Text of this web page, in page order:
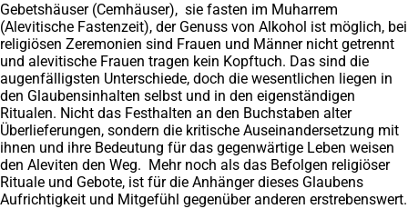
Gebetshäuser (Cemhäuser), sie fasten im Muharrem
(Alevitische Fastenzeit), der Genuss von Alkohol ist möglich, bei
religiösen Zeremonien sind Frauen und Männer nicht getrennt
und alevitische Frauen tragen kein Kopftuch. Das sind die
augenfälligsten Unterschiede, doch die wesentlichen liegen in
den Glaubensinhalten selbst und in den eigenständigen
Ritualen. Nicht das Festhalten an den Buchstaben alter
Überlieferungen, sondern die kritische Auseinandersetzung mit
ihnen und ihre Bedeutung für das gegenwärtige Leben weisen
den Aleviten den Weg. Mehr noch als das Befolgen religiöser
Rituale und Gebote, ist für die Anhänger dieses Glaubens
Aufrichtigkeit und Mitgefühl gegenüber anderen erstrebenswert.